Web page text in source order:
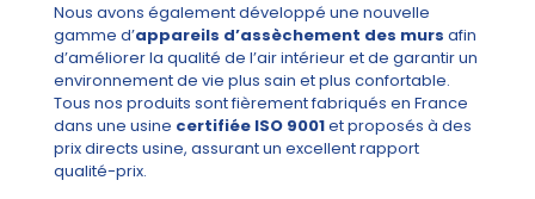
Nous avons également développé une nouvelle
gamme d’appareils d’assèchement des murs afin
d’améliorer la qualité de l’air intérieur et de garantir un
environnement de vie plus sain et plus confortable.
Tous nos produits sont fièrement fabriqués en France
dans une usine certifiée ISO 9001et proposés à des
prix directs usine, assurant un excellent rapport
qualité-prix.